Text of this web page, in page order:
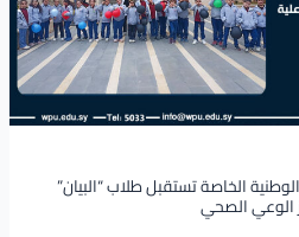
الخاصة تستقبل طلاب “البيان”
الوعي الصحي